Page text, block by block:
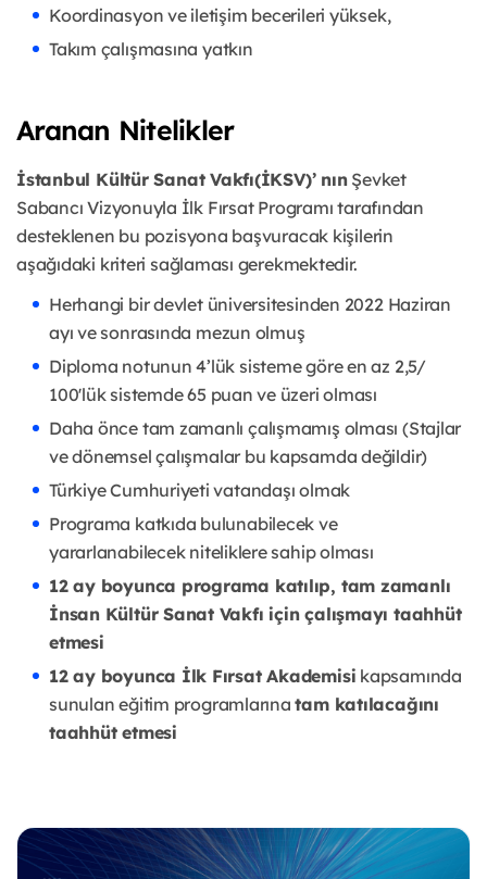
Koordinasyon ve iletişim becerileri yüksek,
Takım çalışmasına yatkın
Aranan Nitelikler
İstanbul Kültür Sanat Vakfı(İKSV)’ nınŞevket
Sabancı Vizyonuyla İlk Fırsat Programı tarafından
desteklenen bu pozisyona başvuracak kişilerin
aşağıdaki kriteri sağlaması gerekmektedir.
Herhangi bir devlet üniversitesinden 2022 Haziran
ayı ve sonrasında mezun olmuş
Diploma notunun 4’lük sisteme göre en az 2,5/
100'lük sistemde 65 puan ve üzeri olması
Daha önce tam zamanlı çalışmamış olması (Stajlar
ve dönemsel çalışmalar bu kapsamda değildir)
Türkiye Cumhuriyeti vatandaşı olmak
Programa katkıda bulunabilecek ve
yararlanabilecek niteliklere sahip olması
12 ay boyunca programa katılıp, tam zamanlı
İnsan Kültür Sanat Vakfı için çalışmayı taahhüt
etmesi
12 ay boyunca İlk Fırsat Akademisi kapsamında
sunulan eğitim programlarınatam katılacağını
taahhüt etmesi